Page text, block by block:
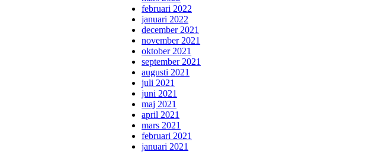
februari 2022
januari 2022
december 2021
november 2021
oktober 2021
september 2021
augusti 2021
juli 2021
juni 2021
maj 2021
april 2021
mars 2021
februari 2021
januari 2021